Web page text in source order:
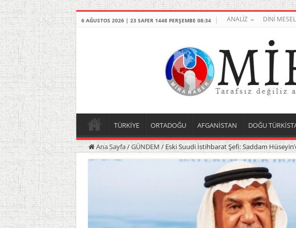
6 AĞUSTOS 2026 | 23 SAFER 1448 PERŞEMBE 08:34 ANALİZ DİNİ
TÜRKİYE ORTADOĞU AFGANİSTAN DOĞU
Ana Sayfa/GÜNDEM /Eski Suudi İstihbarat Şefi: Saddam